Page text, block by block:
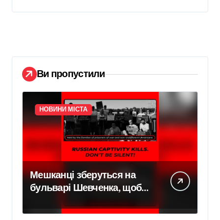
Ви пропустили
НОВИНИ МІСТА
Мешканці зберуться на
бульварі Шевченка, щоб
привернути увагу до
трагедії українців у полоні